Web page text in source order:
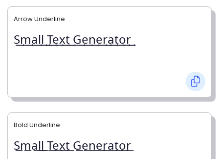
Arrow Underline
S͢m͢a͢l͢l͢ T͢e͢x͢t͢ G͢e͢n͢e͢r͢a͢t͢o͢r͢
Bold Underline
S͟m͟a͟l͟l͟ T͟e͟x͟t͟ G͟e͟n͟e͟r͟a͟t͟o͟r͟